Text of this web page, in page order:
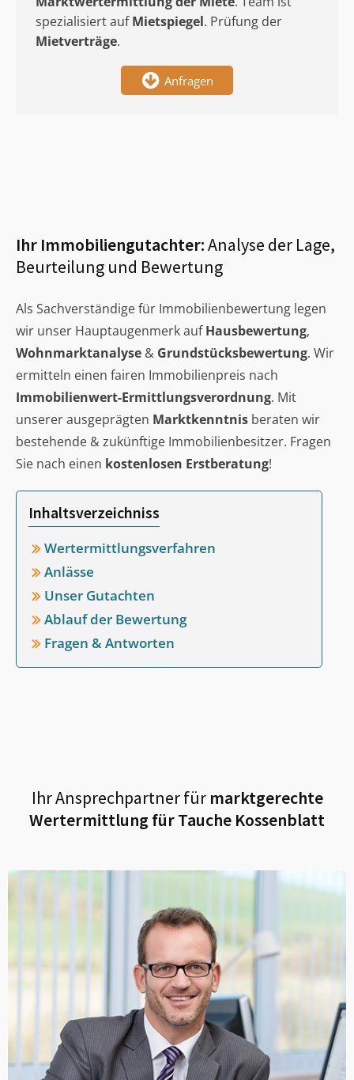
spezialisiert aufMietspiegel. Prüfung der
Mietverträge.
Anfragen
Ihr Immobiliengutachter:Analyse der Lage,
Beurteilung und Bewertung
Als Sachverständige für Immobilienbewertung legen
wir unser Hauptaugenmerk aufHausbewertung,
Wohnmarktanalyse & Grundstücksbewertung. Wir
ermitteln einen fairen Immobilienpreis nach
Immobilienwert-Ermittlungsverordnung. Mit
unserer ausgeprägten Marktkenntnis beraten wir
bestehende & zukünftige Immobilienbesitzer. Fragen
Sie nach einen kostenlosen Erstberatung!
Inhaltsverzeichniss
Wertermittlungsverfahren
Anlässe
Unser Gutachten
Ablauf der Bewertung
Fragen & Antworten
Ihr Ansprechpartner fürmarktgerechte
Wertermittlung fürTauche Kossenblatt